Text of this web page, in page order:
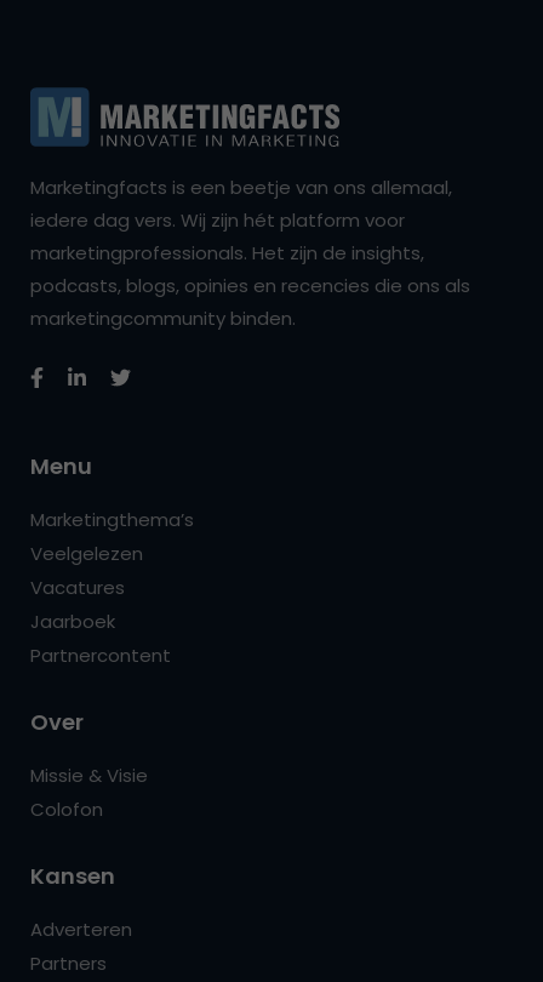
Marketingfacts is een beetje van ons allemaal,
iedere dag vers. Wij zijn hét platform voor
marketingprofessionals. Het zijn de insights,
podcasts, blogs, opinies en recencies die ons als
marketingcommunity binden.
Menu
Marketingthema’s
Veelgelezen
Vacatures
Jaarboek
Partnercontent
Over
Missie & Visie
Colofon
Kansen
Adverteren
Partners